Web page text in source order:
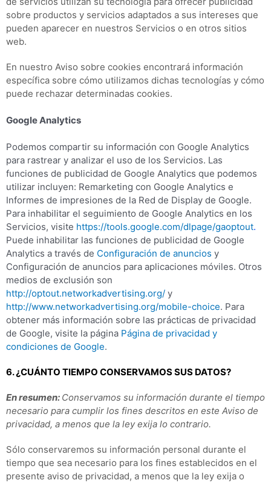
sobre productos y servicios adaptados a sus intereses que
pueden aparecer en nuestros Servicios o en otros sitios
web.
En nuestro Aviso sobre cookies encontrará información
específica sobre cómo utilizamos dichas tecnologías y cómo
puede rechazar determinadas cookies.
Google Analytics
Podemos compartir su información con Google Analytics
para rastrear y analizar el uso de los Servicios. Las
funciones de publicidad de Google Analytics que podemos
utilizar incluyen: Remarketing con Google Analytics e
Informes de impresiones de la Red de Display de Google.
Para inhabilitar el seguimiento de Google Analytics en los
Servicios, visite https://tools.google.com/dlpage/gaoptout.
Puede inhabilitar las funciones de publicidad de Google
Analytics a través de Configuración de anuncios y
Configuración de anuncios para aplicaciones móviles. Otros
medios de exclusión son
http://optout.networkadvertising.org/ y
http://www.networkadvertising.org/mobile-choice. Para
obtener más información sobre las prácticas de privacidad
de Google, visite la página Página de privacidad y
condiciones de Google.
6. ¿CUÁNTO TIEMPO CONSERVAMOS SUS DATOS?
En resumen: Conservamos su información durante el tiempo
necesario para cumplir los fines descritos en este Aviso de
privacidad, a menos que la ley exija lo contrario.
Sólo conservaremos su información personal durante el
tiempo que sea necesario para los fines establecidos en el
presente aviso de privacidad, a menos que la ley exija o